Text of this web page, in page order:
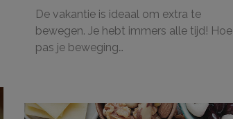
De vakantie is ideaal om extra te
bewegen. Je hebt immers alle tijd! Hoe
pas je beweging…